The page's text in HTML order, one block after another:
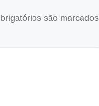
são marcados